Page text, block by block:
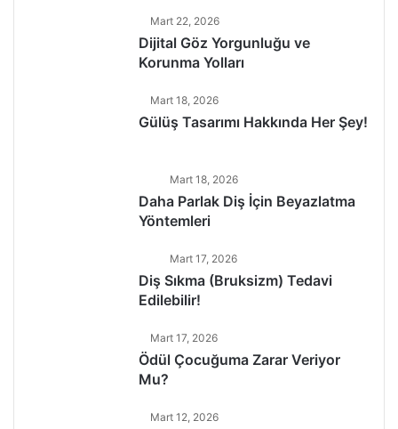
Mart 22, 2026
Dijital Göz Yorgunluğu ve
Korunma Yolları
Mart 18, 2026
Gülüş Tasarımı Hakkında Her Şey!
Mart 18, 2026
Daha Parlak Diş İçin Beyazlatma
Yöntemleri
Mart 17, 2026
Diş Sıkma (Bruksizm) Tedavi
Edilebilir!
Mart 17, 2026
Ödül Çocuğuma Zarar Veriyor
Mu?
Mart 12, 2026